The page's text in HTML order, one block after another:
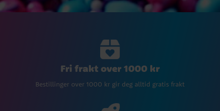
Fri frakt over 1000 kr
Bestillinger over 1000 kr gir deg alltid gratis frakt